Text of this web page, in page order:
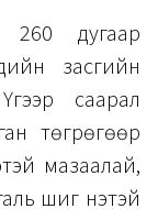
260 дугаар
засгийн
саарал
төгрөгөөр
мазаалай,
шиг үнэтэй